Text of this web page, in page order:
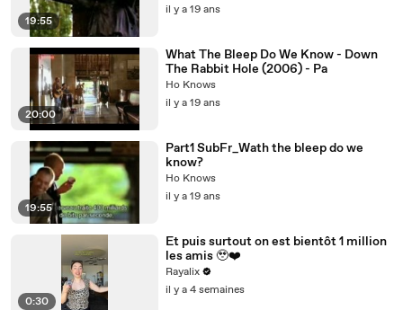
19:55
il y a 19 ans
20:00
What The Bleep Do We Know - Down
The Rabbit Hole (2006) - Pa
Ho Knows
il y a 19 ans
19:55
Part1 SubFr_Wath the bleep do we
know?
Ho Knows
il y a 19 ans
0:30
Et puis surtout on est bientôt 1 million
les amis 🥹❤️‍
Rayalix
il y a 4 semaines